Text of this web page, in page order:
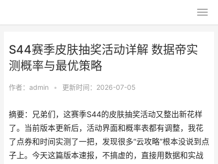
S44赛季皮肤抽奖活动详解 数据帝实
测概率与最优策略
作者： admin • 更新时间：2026-07-05
摘要：兄弟们，这赛季S44的皮肤抽奖活动又整出新花样
了。当前版本更新后，活动界面和概率表都有调整，我花
了点券和时间实测了一把，发现很多“云攻略”根本没说到点
子上。今天这篇版本速报，不搞虚的，直接用数据和实战